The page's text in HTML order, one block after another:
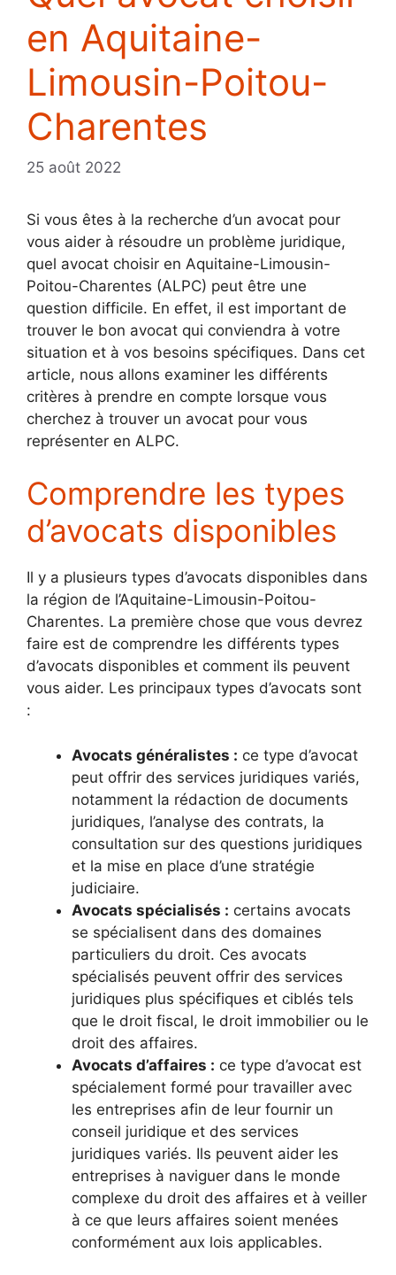
en Aquitaine-
Limousin-Poitou-
Charentes
25 août 2022
Si vous êtes à la recherche d’un avocat pour
vous aider à résoudre un problème juridique,
quel avocat choisir en Aquitaine-Limousin-
Poitou-Charentes (ALPC) peut être une
question difficile. En effet, il est important de
trouver le bon avocat qui conviendra à votre
situation et à vos besoins spécifiques. Dans cet
article, nous allons examiner les différents
critères à prendre en compte lorsque vous
cherchez à trouver un avocat pour vous
représenter en ALPC.
Comprendre les types
d’avocats disponibles
Il y a plusieurs types d’avocats disponibles dans
la région de l’Aquitaine-Limousin-Poitou-
Charentes. La première chose que vous devrez
faire est de comprendre les différents types
d’avocats disponibles et comment ils peuvent
vous aider. Les principaux types d’avocats sont
:
Avocats généralistes : ce type d’avocat
peut offrir des services juridiques variés,
notamment la rédaction de documents
juridiques, l’analyse des contrats, la
consultation sur des questions juridiques
et la mise en place d’une stratégie
judiciaire.
Avocats spécialisés : certains avocats
se spécialisent dans des domaines
particuliers du droit. Ces avocats
spécialisés peuvent offrir des services
juridiques plus spécifiques et ciblés tels
que le droit fiscal, le droit immobilier ou le
droit des affaires.
Avocats d’affaires : ce type d’avocat est
spécialement formé pour travailler avec
les entreprises afin de leur fournir un
conseil juridique et des services
juridiques variés. Ils peuvent aider les
entreprises à naviguer dans le monde
complexe du droit des affaires et à veiller
à ce que leurs affaires soient menées
conformément aux lois applicables.